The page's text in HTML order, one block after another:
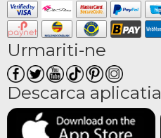
Urmariti-ne
Descarca aplicatia